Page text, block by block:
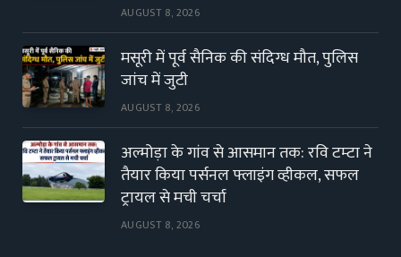
AUGUST 8, 2026
मसूरी में पूर्व सैनिक की संदिग्ध मौत, पुलिस
जांच में जुटी
AUGUST 8, 2026
अल्मोड़ा के गांव से आसमान तक: रवि टम्टा ने
तैयार किया पर्सनल फ्लाइंग व्हीकल, सफल
ट्रायल से मची चर्चा
AUGUST 8, 2026